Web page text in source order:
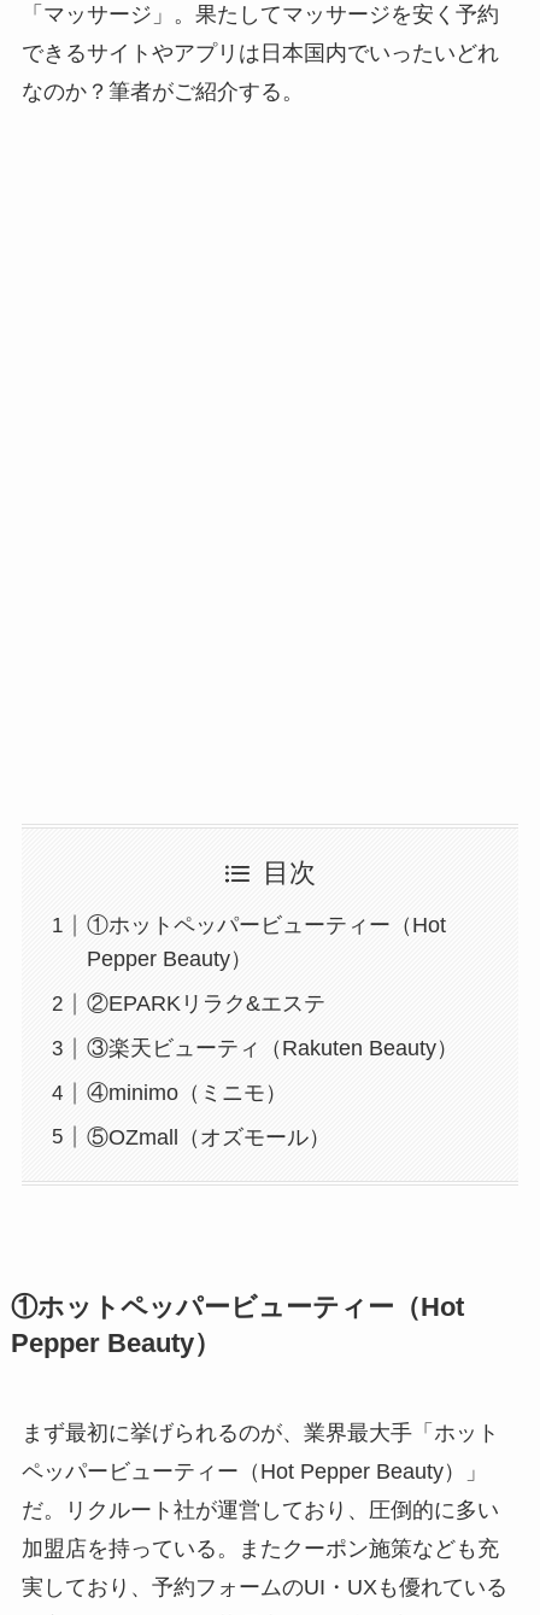
「マッサージ」。果たしてマッサージを安く予約
できるサイトやアプリは日本国内でいったいどれ
なのか？筆者がご紹介する。
目次
①ホットペッパービューティー（Hot
Pepper Beauty）
②EPARKリラク&エステ
③楽天ビューティ（Rakuten Beauty）
④minimo（ミニモ）
⑤OZmall（オズモール）
①ホットペッパービューティー（Hot
Pepper Beauty）
まず最初に挙げられるのが、業界最大手「ホット
ペッパービューティー（Hot Pepper Beauty）」
だ。リクルート社が運営しており、圧倒的に多い
加盟店を持っている。またクーポン施策なども充
実しており、予約フォームのUI・UXも優れている